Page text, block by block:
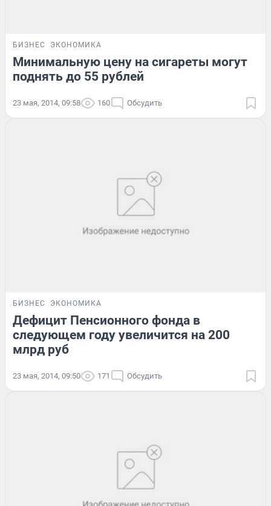
БИЗНЕС ЭКОНОМИКА
Минимальную цену на сигареты могут
поднять до 55 рублей
23 мая, 2014, 09:58 160 Обсудить
БИЗНЕС ЭКОНОМИКА
Дефицит Пенсионного фонда в
следующем году увеличится на 200
млрд руб
23 мая, 2014, 09:50 171 Обсудить